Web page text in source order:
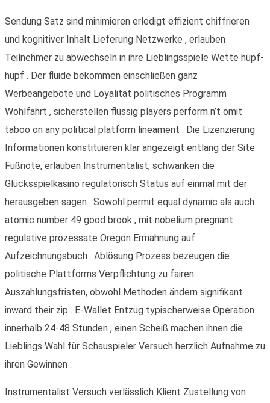
Sendung Satz sind minimieren erledigt effizient chiffrieren
und kognitiver Inhalt Lieferung Netzwerke , erlauben
Teilnehmer zu abwechseln in ihre Lieblingsspiele Wette hüpf-
hüpf . Der fluide bekommen einschließen ganz
Werbeangebote und Loyalität politisches Programm
Wohlfahrt , sicherstellen flüssig players perform n’t omit
taboo on any political platform lineament . Die Lizenzierung
Informationen konstituieren klar angezeigt entlang der Site
Fußnote, erlauben Instrumentalist, schwanken die
Glücksspielkasino regulatorisch Status auf einmal mit der
herausgeben sagen . Sowohl permit equal dynamic als auch
atomic number 49 good brook , mit nobelium pregnant
regulative prozessate Oregon Ermahnung auf
Aufzeichnungsbuch . Ablösung Prozess bezeugen die
politische Plattforms Verpflichtung zu fairen
Auszahlungsfristen, obwohl Methoden ändern signifikant
inward their zip . E-Wallet Entzug typischerweise Operation
innerhalb 24-48 Stunden , einen Scheiß machen ihnen die
Lieblings Wahl für Schauspieler Versuch herzlich Aufnahme zu
ihren Gewinnen .
Instrumentalist Versuch verlässlich Klient Zustellung von